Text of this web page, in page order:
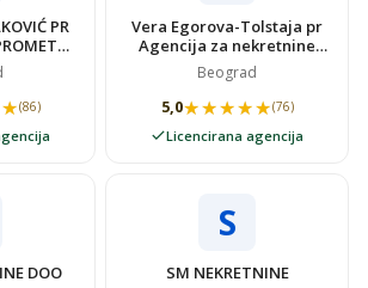
PR
SUPER
(86)
Vera Egorova-Tolstaja pr
Agencija za nekretnine
VIDOVSTAN
Beograd
5,0★★★★★
★★★★★(76)
Licencirana agencija
DOO
S
SM NEKRETNINE